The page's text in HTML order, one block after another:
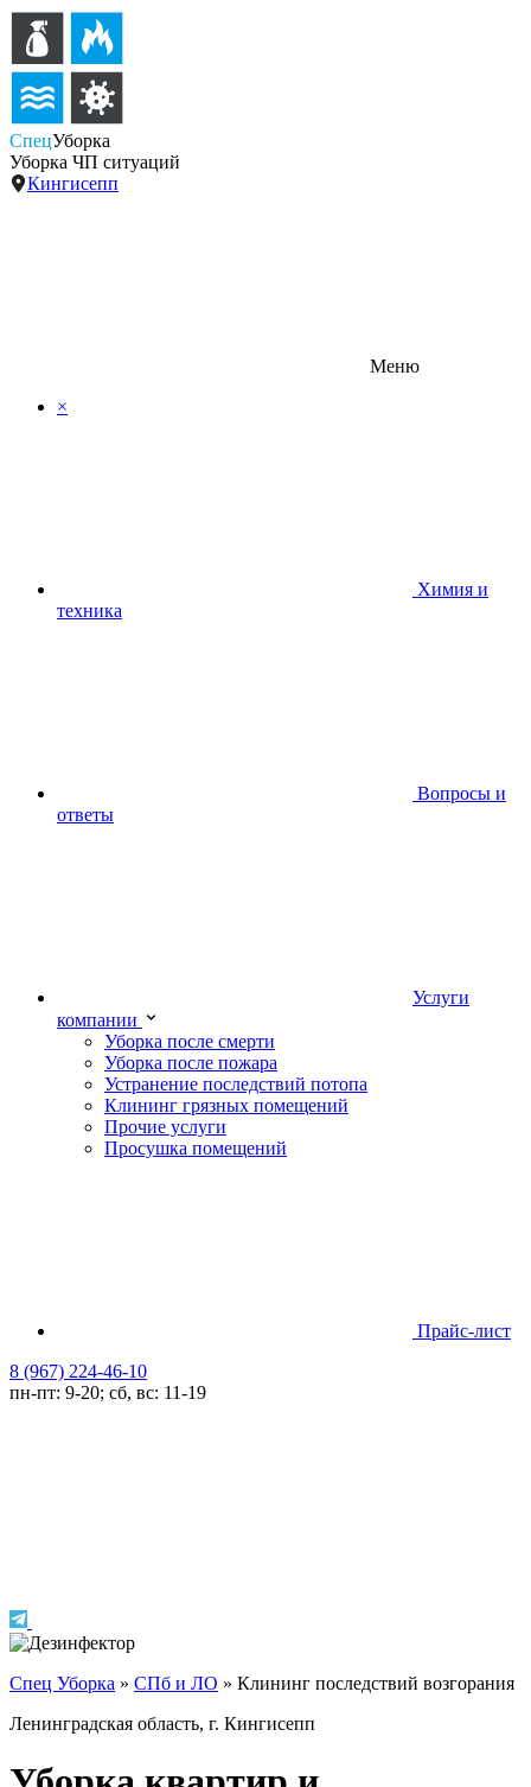
СпецУборка
Уборка ЧП ситуаций
Кингисепп
Меню
×
Химия и
техника
Вопросы и
ответы
Услуги
компании
Уборка после смерти
Уборка после пожара
Устранение последствий потопа
Клининг грязных помещений
Прочие услуги
Просушка помещений
Прайс-лист
8 (967) 224-46-10
пн-пт: 9-20; сб, вс: 11-19
Спец Уборка » СПб и ЛО » Клининг последствий возгорания
Ленинградская область, г. Кингисепп